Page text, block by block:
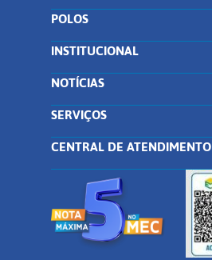
POLOS
INSTITUCIONAL
NOTÍCIAS
SERVIÇOS
CENTRAL DE ATENDIMENTO